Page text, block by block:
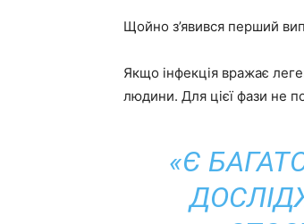
Щойно з’явився перший
Якщо інфекція вражає
людини. Для цієї фази не
«Є